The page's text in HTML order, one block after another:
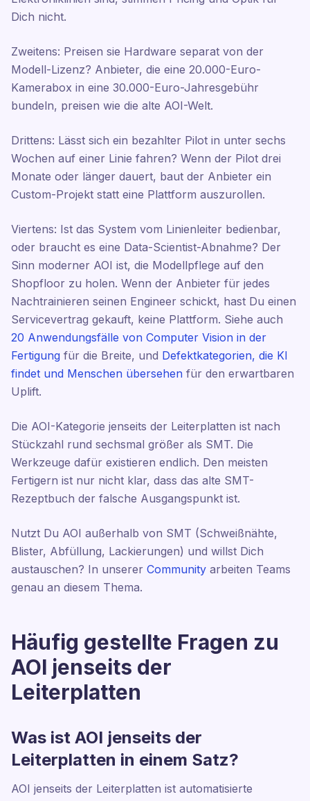
Dich nicht.
Zweitens: Preisen sie Hardware separat von der
Modell-Lizenz? Anbieter, die eine 20.000-Euro-
Kamerabox in eine 30.000-Euro-Jahresgebühr
bundeln, preisen wie die alte AOI-Welt.
Drittens: Lässt sich ein bezahlter Pilot in unter sechs
Wochen auf einer Linie fahren? Wenn der Pilot drei
Monate oder länger dauert, baut der Anbieter ein
Custom-Projekt statt eine Plattform auszurollen.
Viertens: Ist das System vom Linienleiter bedienbar,
oder braucht es eine Data-Scientist-Abnahme? Der
Sinn moderner AOI ist, die Modellpflege auf den
Shopfloor zu holen. Wenn der Anbieter für jedes
Nachtrainieren seinen Engineer schickt, hast Du einen
Servicevertrag gekauft, keine Plattform. Siehe auch
20 Anwendungsfälle von Computer Vision in der
Fertigung für die Breite, und Defektkategorien, die KI
findet und Menschen übersehen für den erwartbaren
Uplift.
Die AOI-Kategorie jenseits der Leiterplatten ist nach
Stückzahl rund sechsmal größer als SMT. Die
Werkzeuge dafür existieren endlich. Den meisten
Fertigern ist nur nicht klar, dass das alte SMT-
Rezeptbuch der falsche Ausgangspunkt ist.
Nutzt Du AOI außerhalb von SMT (Schweißnähte,
Blister, Abfüllung, Lackierungen) und willst Dich
austauschen? In unserer Community arbeiten Teams
genau an diesem Thema.
Häufig gestellte Fragen zu
AOI jenseits der
Leiterplatten
Was ist AOI jenseits der
Leiterplatten in einem Satz?
AOI jenseits der Leiterplatten ist automatisierte